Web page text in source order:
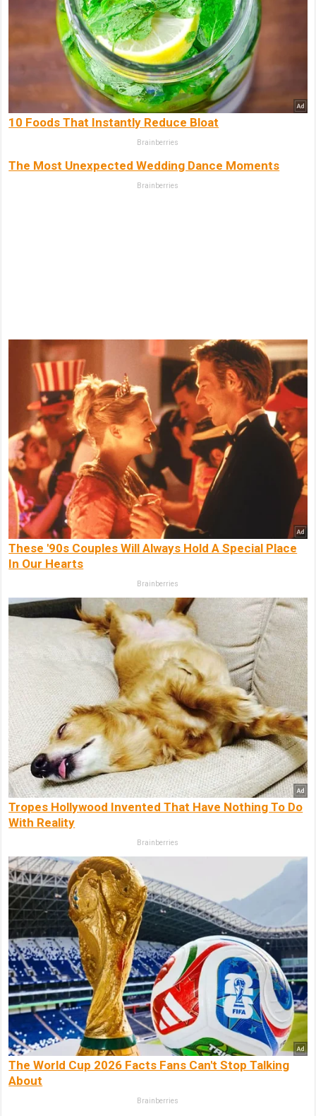
10 Foods That Instantly Reduce Bloat
Brainberries
The Most Unexpected Wedding Dance Moments
Brainberries
These '90s Couples Will Always Hold A Special Place
In Our Hearts
Brainberries
Tropes Hollywood Invented That Have Nothing To Do
With Reality
Brainberries
The World Cup 2026 Facts Fans Can't Stop Talking
About
Brainberries